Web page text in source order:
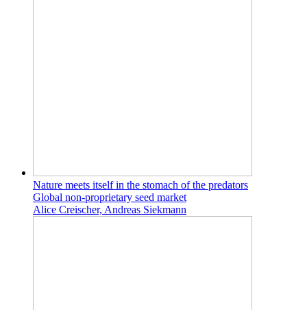
Nature meets itself in the stomach of the predators
Global non-proprietary seed market
Alice Creischer, Andreas Siekmann